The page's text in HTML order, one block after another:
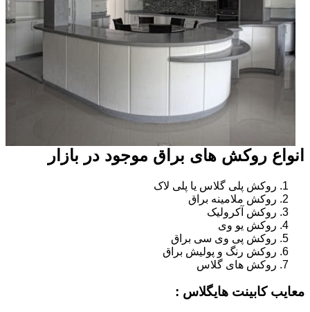
انواع روکش های براق موجود در بازار
روکش پلی گلاس یا پلی لاک
روکش ملامینه براق
روکش آکرولیک
روکش یو وی
روکش پی وی سی براق
روکش رنگ و پولیش براق
روکش های گلاس
معایب کابینت هایگلاس :